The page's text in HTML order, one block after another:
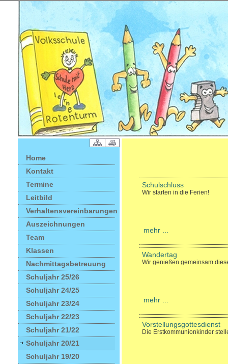
Home
Kontakt
Termine
Leitbild
Verhaltensvereinbarungen
Auszeichnungen
Team
Klassen
Nachmittagsbetreuung
Schuljahr 25/26
Schuljahr 24/25
Schuljahr 23/24
Schuljahr 22/23
Schuljahr 21/22
Schuljahr 20/21
Schuljahr 19/20
Schulschluss
Wir starten in die Ferien!
mehr ...
Wandertag
Wir genießen gemeinsam
mehr ...
Vorstellungsgottesdienst
Die Erstkommunionkinder